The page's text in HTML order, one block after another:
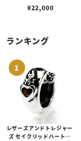
（トップのみ）
¥22,000
ランキング
レザーズアンドトレジャー
ズ セイクリッドハートピ